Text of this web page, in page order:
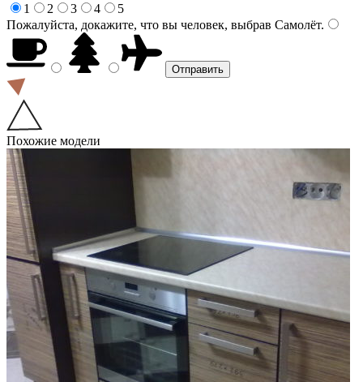
1
2 3 4
5
Пожалуйста, докажите, что вы человек, выбрав Самолёт.
Похожие модели